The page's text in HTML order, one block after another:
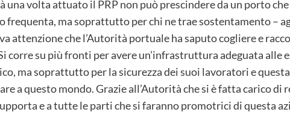
una volta attuato il PRP non può prescindere da un porto
frequenta, ma soprattutto per chi ne trae sostentamento –
attenzione che l’Autorità portuale ha saputo cogliere e
corre su più fronti per avere un’infrastruttura adeguata alle
ma soprattutto per la sicurezza dei suoi lavoratori e
a questo mondo. Grazie all’Autorità che si è fatta carico di
e a tutte le parti che si faranno promotrici di questa